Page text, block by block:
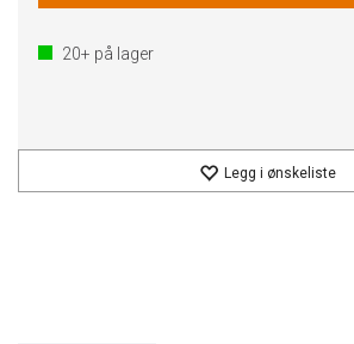
20+ på lager
Legg i ønskeliste